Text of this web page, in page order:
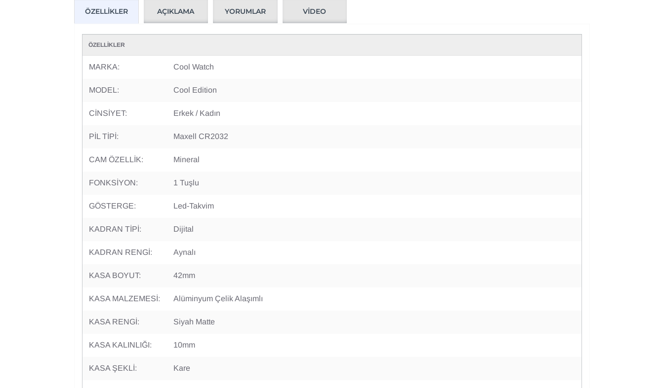
ÖZELLIKLER AÇIKLAMA YORUMLAR VIDEO
ÖZELLİKLER
MARKA: Cool Watch
MODEL: Cool Edition
CİNSİYET: Erkek / Kadın
PİL TİPİ: Maxell CR2032
CAM ÖZELLİK: Mineral
FONKSİYON: 1 Tuşlu
GÖSTERGE: Led-Takvim
KADRAN TİPİ: Dijital
KADRAN RENGİ: Aynalı
KASA BOYUT: 42mm
KASA MALZEMESİ: Alüminyum Çelik Alaşımlı
KASA RENGİ: Siyah Matte
KASA KALINLIĞI: 10mm
KASA ŞEKLİ: Kare